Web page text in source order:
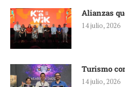
Alianzas
14 julio, 2026
Turismo
14 julio, 2026